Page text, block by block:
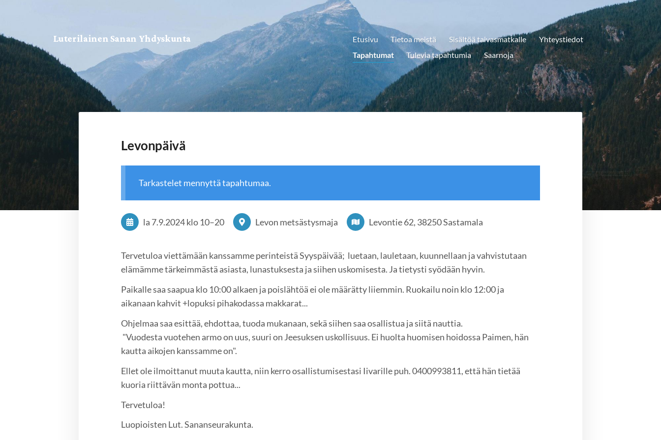
sisältöön
Luterilainen Sanan Yhdyskunta Etusivu Tietoa meistä Sisältöä taivasmatkalle
Yhteystiedot
Tapahtumat
Tulevia tapahtumia Saarnoja
Levonpäivä
Tarkastelet mennyttä tapahtumaa.
la 7.9.2024klo 10–20 Levon metsästysmaja Levontie 62, 38250 Sastamala
Tervetuloa viettämään kanssamme perinteistä Syyspäivää; luetaan, lauletaan, kuunnellaan ja vahvistutaan
elämämme tärkeimmästä asiasta, lunastuksesta ja siihen uskomisesta. Ja tietysti syödään hyvin.
Paikalle saa saapua klo 10:00 alkaen ja poislähtöä ei ole määrätty liiemmin. Ruokailu noin klo 12:00 ja
aikanaan kahvit +lopuksi pihakodassa makkarat...
Ohjelmaa saa esittää, ehdottaa, tuoda mukanaan, sekä siihen saa osallistua ja siitä nauttia.
"Vuodesta vuotehen armo on uus, suuri on Jeesuksen uskollisuus. Ei huolta huomisen hoidossa Paimen, hän
kautta aikojen kanssamme on".
Ellet ole ilmoittanut muuta kautta, niin kerro osallistumisestasi Iivarille puh. 0400993811, että hän tietää
kuoria riittävän monta pottua...
Tervetuloa!
Luopioisten Lut. Sananseurakunta.